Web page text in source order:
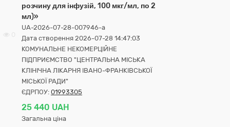
розчину для інфузій, 100 мкг/мл, по 2
мл)»
UA-2026-07-28-007946-a
Дата створення 2026-07-28 14:47:03
КОМУНАЛЬНЕ НЕКОМЕРЦІЙНЕ
ПІДПРИЄМСТВО "ЦЕНТРАЛЬНА МІСЬКА
КЛІНІЧНА ЛІКАРНЯ ІВАНО-ФРАНКІВСЬКОЇ
МІСЬКОЇ РАДИ"
ЄДРПОУ: 01993305
25 440 UAH
Загальна ціна